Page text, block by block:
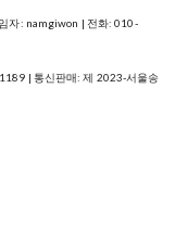
자: namgiwon | 전화: 010-
| 통신판매:제 2023-서울송